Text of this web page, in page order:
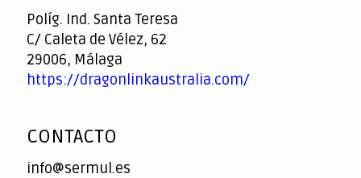
Políg. Ind. Santa Teresa
C/ Caleta de Vélez, 62
29006, Málaga
https://dragonlinkaustralia.com/
CONTACTO
info@sermul.es